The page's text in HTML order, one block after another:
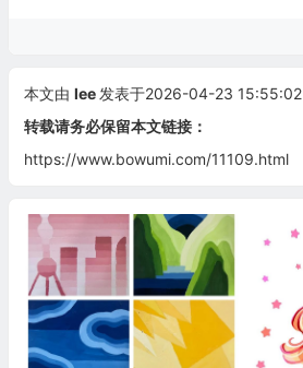
本文由 lee 发表于2026-04-23 15:55:02
转载请务必保留本文链接：
https://www.bowumi.com/11109.html